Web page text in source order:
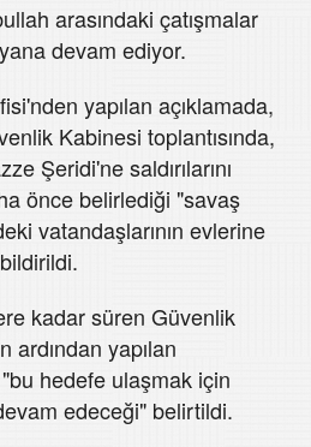
arasındaki çatışmalar
devam ediyor.
yapılan açıklamada,
Kabinesi toplantısında,
Şeridi'ne saldırılarını
önce belirlediği "savaş
vatandaşlarının evlerine
kadar süren Güvenlik
ardından yapılan
hedefe ulaşmak için
edeceği" belirtildi.